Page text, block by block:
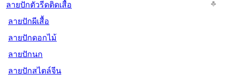
ลายปักตัวรีดติดเสื้อ
ลายปักผีเสื้อ
ลายปักดอกไม้
ลายปักนก
ลายปักสไตล์จีน